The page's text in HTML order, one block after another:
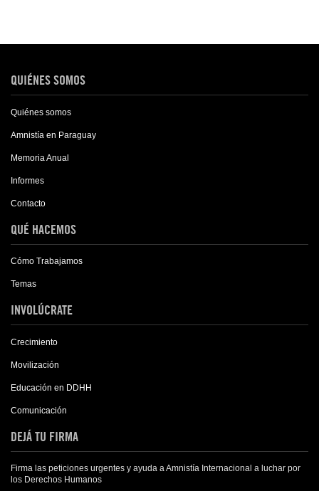
QUIÉNES SOMOS
Quiénes somos
Amnistía en Paraguay
Memoria Anual
Informes
Contacto
QUÉ HACEMOS
Cómo Trabajamos
Temas
INVOLÚCRATE
Crecimiento
Movilización
Educación en DDHH
Comunicación
DEJÁ TU FIRMA
Firma las peticiones urgentes y ayuda a Amnistía Internacional a luchar por
los Derechos Humanos